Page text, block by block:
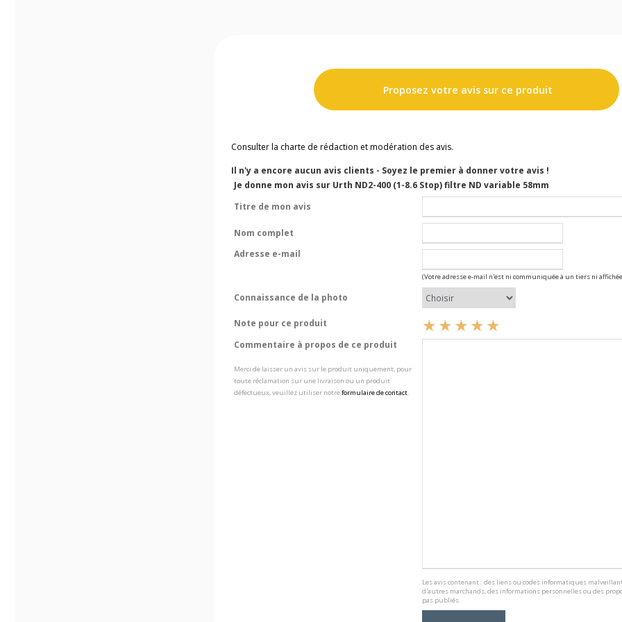
Proposez votre avis sur ce produit
Consulter la charte de rédaction et modération des avis.
Il n'y a encore aucun avis clients - Soyez le premier à donner votre avis !
Je donne mon avis sur Urth ND2-400 (1-8.6 Stop) filtre ND variable 58mm
Titre de mon avis
Nom complet
Adresse e-mail
(Votre adresse e-mail n'est ni communiquée à un tiers ni
Connaissance de la photo
Note pour ce produit
Commentaire à propos de ce produit
Merci de laisser un avis sur le produit uniquement, pour
toute réclamation sur une livraison ou un produit
défectueux, veuillez utiliser notreformulaire de contact.
Les avis contenant : des liens ou codes informatiques
d'autres marchands, des informations personnelles ou des
pas publiés.